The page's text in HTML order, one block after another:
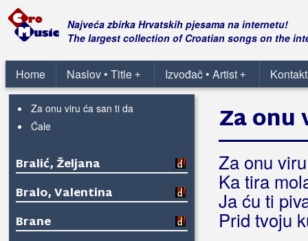
Najveća zbirka Hrvatskih pjesama na internetu!
The largest collection of Croatian songs on the
Home +
Naslov • Title +
Izvođač • Artist
Sritan Božić
Stina pradidova
Tinja lumin
Vezan sam kadenom
Za onu viru ća san ti da
Ćale
Bralić, Željana
Bralo, Valentina
Brane
Za onu
Za onu
Ka tira
Ja ću ti
Prid tvoju